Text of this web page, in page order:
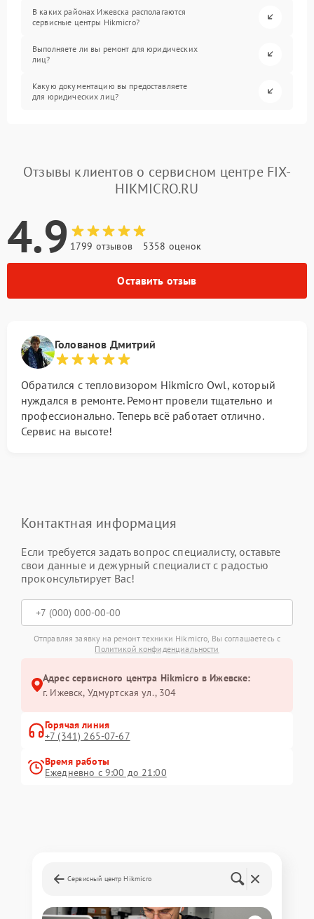
В каких районах Ижевска располагаются
сервисные центры Hikmicro?
Выполняете ли вы ремонт для юридических
лиц?
Какую документацию вы предоставляете
для юридических лиц?
Отзывы клиентов о сервисном центре FIX-
HIKMICRO.RU
4.9 1799 отзывов 5358 оценок
Оставить отзыв
Голованов Дмитрий
Обратился с тепловизором Hikmicro Owl, который
нуждался в ремонте. Ремонт провели тщательно и
профессионально. Теперь всё работает отлично.
Сервис на высоте!
Контактная информация
Если требуется задать вопрос специалисту, оставьте
свои данные и дежурный специалист с радостью
проконсультирует Вас!
Отправляя заявку на ремонт техники Hikmicro, Вы соглашаетесь с
Политикой конфиденциальности
Адрес сервисного центра Hikmicro в Ижевске:
г. Ижевск, Удмуртская ул., 304
Горячая линия
+7 (341) 265-07-67
Время работы
Ежедневно с 9:00 до 21:00
Сервисный центр Hikmicro